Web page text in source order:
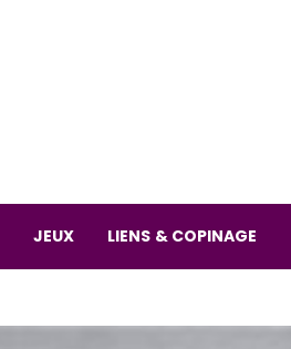
JEUX LIENS & COPINAGE